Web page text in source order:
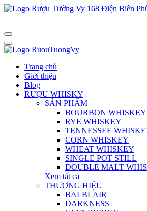
Trang chủ
Giới thiệu
Blog
RƯỢU WHISKY
SẢN PHẨM
BOURBON WHISKEY
RYE WHISKEY
TENNESSEE
CORN WHISKEY
WHEAT WHISKEY
SINGLE POT STILL
DOUBLE MALT
Xem tất cả
THƯƠNG HIỆU
BALBLAIR
DARKNESS